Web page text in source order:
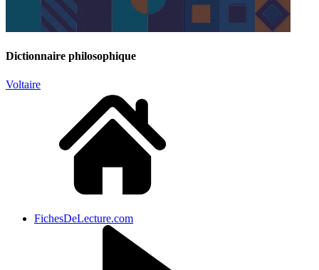
Dictionnaire philosophique
Voltaire
FichesDeLecture.com